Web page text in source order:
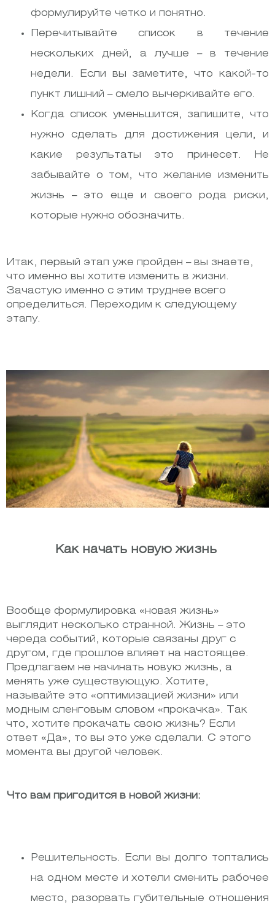
формулируйте четко и понятно.
Перечитывайте список в течение
нескольких дней, а лучше – в течение
недели. Если вы заметите, что какой-то
пункт лишний – смело вычеркивайте его.
Когда список уменьшится, запишите, что
нужно сделать для достижения цели, и
какие результаты это принесет. Не
забывайте о том, что желание изменить
жизнь – это еще и своего рода риски,
которые нужно обозначить.
Итак, первый этап уже пройден – вы знаете,
что именно вы хотите изменить в жизни.
Зачастую именно с этим труднее всего
определиться. Переходим к следующему
этапу.
Как начать новую жизнь
Вообще формулировка «новая жизнь»
выглядит несколько странной. Жизнь – это
череда событий, которые связаны друг с
другом, где прошлое влияет на настоящее.
Предлагаем не начинать новую жизнь, а
менять уже существующую. Хотите,
называйте это «оптимизацией жизни» или
модным сленговым словом «прокачка». Так
что, хотите прокачать свою жизнь? Если
ответ «Да», то вы это уже сделали. С этого
момента вы другой человек.
Что вам пригодится в новой жизни:
Решительность. Если вы долго топтались
на одном месте и хотели сменить рабочее
место, разорвать губительные отношения